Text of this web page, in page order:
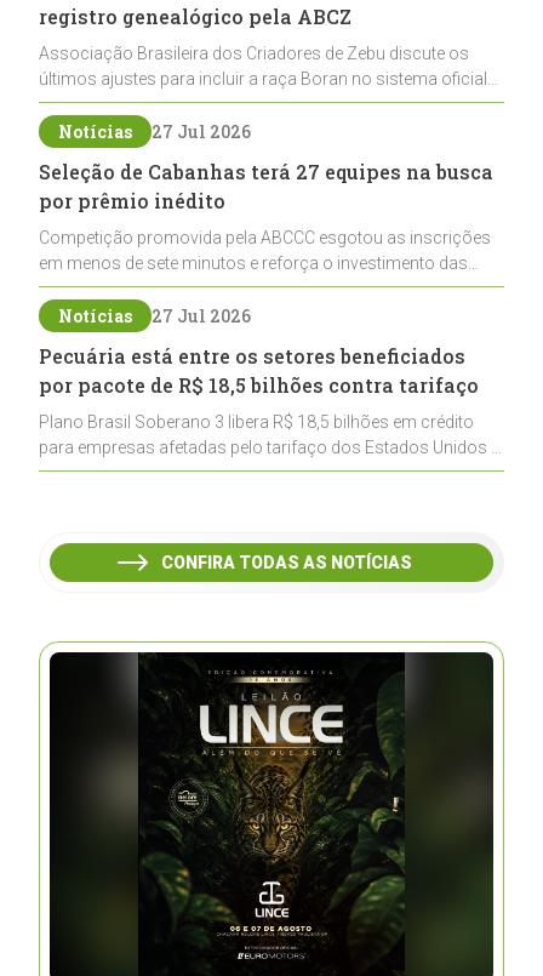
registro genealógico pela ABCZ
Associação Brasileira dos Criadores de Zebu discute os
últimos ajustes para incluir a raça Boran no sistema oficial
de registros, abrindo caminho para sua expansão na
pecuária nacional
Notícias 27 Jul 2026
Seleção de Cabanhas terá 27 equipes na busca
por prêmio inédito
Competição promovida pela ABCCC esgotou as inscrições
em menos de sete minutos e reforça o investimento das
cabanhas na seleção genética de Cavalos Crioulos voltados
ao laço
Notícias 27 Jul 2026
Pecuária está entre os setores beneficiados
por pacote de R$ 18,5 bilhões contra tarifaço
Plano Brasil Soberano 3 libera R$ 18,5 bilhões em crédito
para empresas afetadas pelo tarifaço dos Estados Unidos e
inclui a pecuária entre os setores estratégicos
CONFIRA TODAS AS NOTÍCIAS